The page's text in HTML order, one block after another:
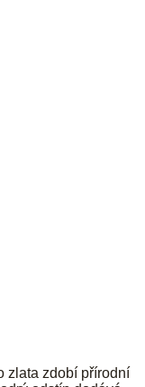
zlata zdobí přírodní